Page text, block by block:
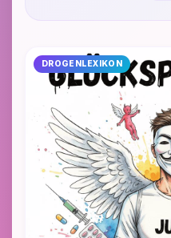
DROGENLEXIKON